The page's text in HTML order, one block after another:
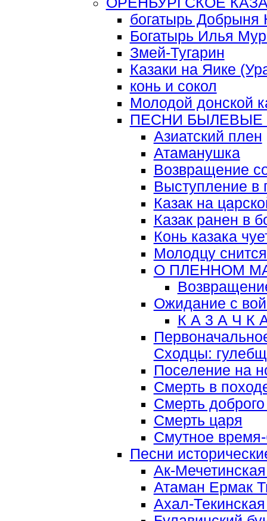
богатырь Добрыня
Богатырь Илья
Змей-Тугарин
Казаки на Яике
конь и сокол
Молодой донской
ПЕСНИ
Азиатский плен
Атаманушка
Возвращение
Выступление в
Казак на
Казак ранен в
Конь казака
Молодцу
О ПЛЕННОМ
Ожидание с
К А 3 А Ч К
Сходцы:
Поселение на
Смерть в
Смерть
Смерть царя
Смутное
Песни
Ак-
Атаман Ермак
Ахал-Текинская